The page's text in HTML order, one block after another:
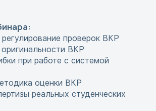
проверок ВКР
ВКР
при работе с системой
оценки ВКР
реальных студенческих